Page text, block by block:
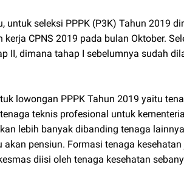
untuk seleksi PPPK (P3K) Tahun 2019
CPNS 2019 pada bulan Oktober.
II, dimana tahap I sebelumnya sudah
lowongan PPPK Tahun 2019 yaitu
teknis profesional untuk
lebih banyak dibanding tenaga
akan pensiun. Formasi tenaga
diisi oleh tenaga kesehatan